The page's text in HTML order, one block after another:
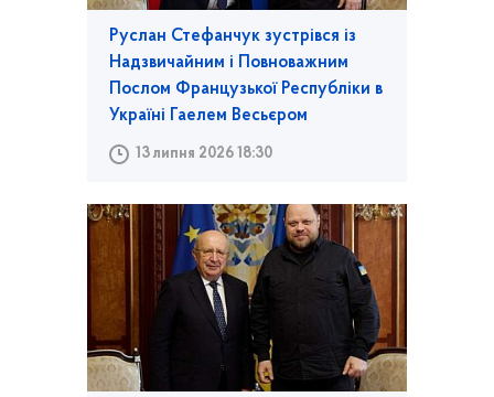
Руслан Стефанчук зустрівся із
Надзвичайним і Повноважним
Послом Французької Республіки в
Україні Гаелем Весьєром
13 липня 2026 18:30